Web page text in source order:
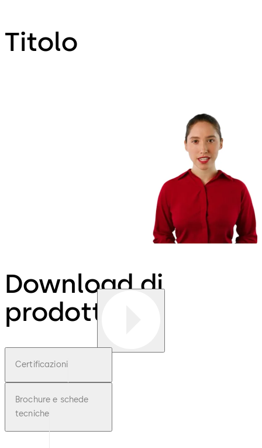
Titolo
Download di
prodotti
Certificazioni
Brochure e schede
tecniche